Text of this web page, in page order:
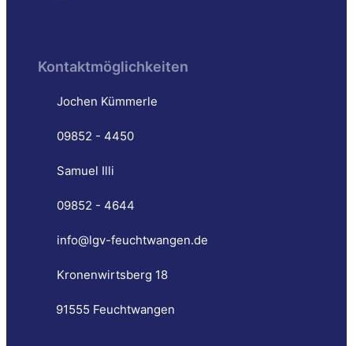
Kontaktmöglichkeiten
Jochen Kümmerle
09852 - 4450
Samuel Illi
09852 - 4644
info@lgv-feuchtwangen.de
Kronenwirtsberg 18
91555 Feuchtwangen